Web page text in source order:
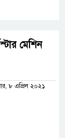
মেশিন
৮ এপ্রিল ২০২১